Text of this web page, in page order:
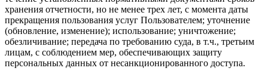
хранения отчетности, но не менее трех лет, с момента даты
прекращения пользования услуг Пользователем; уточнение
(обновление, изменение); использование; уничтожение;
обезличивание; передача по требованию суда, в т.ч., третьим
лицам, с соблюдением мер, обеспечивающих защиту
персональных данных от несанкционированного доступа.